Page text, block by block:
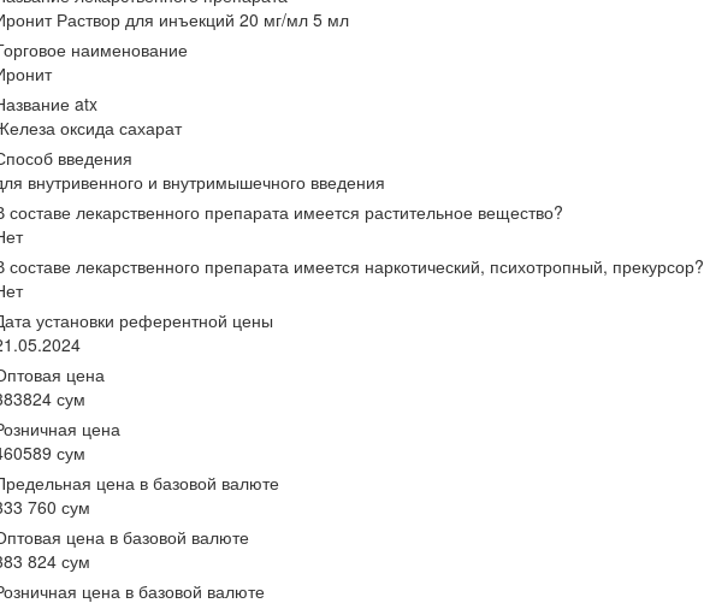
Раствор для инъекций 20 мг/мл 5 мл
наименование
atx
оксида сахарат
введения
внутривенного и внутримышечного введения
составе лекарственного препарата имеется растительное вещество?
составе лекарственного препарата имеется наркотический, психотропный, прекурсор?
установки референтной цены
цена
сум
цена
сум
цена в базовой валюте
760 сум
цена в базовой валюте
824 сум
цена в базовой валюте